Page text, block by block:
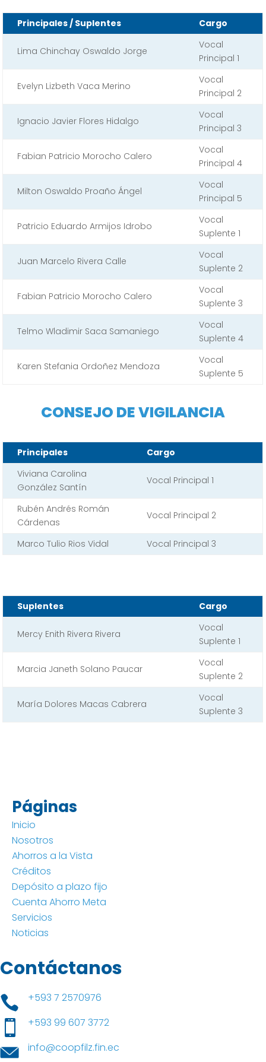
Principales / Suplentes Cargo
Lima Chinchay Oswaldo Jorge
Vocal
Principal 1
Evelyn Lizbeth Vaca Merino
Vocal
Principal 2
Ignacio Javier Flores Hidalgo
Vocal
Principal 3
Fabian Patricio Morocho Calero
Vocal
Principal 4
Milton Oswaldo Proaño Ángel
Vocal
Principal 5
Patricio Eduardo Armijos Idrobo
Vocal
Suplente 1
Juan Marcelo Rivera Calle
Vocal
Suplente 2
Fabian Patricio Morocho Calero
Vocal
Suplente 3
Telmo Wladimir Saca Samaniego
Vocal
Suplente 4
Karen Stefania Ordoñez Mendoza
Vocal
Suplente 5
CONSEJO DE VIGILANCIA
Principales
Cargo
Viviana Carolina
González Santín
Vocal Principal 1
Rubén Andrés Román
Cárdenas
Vocal Principal 2
Marco Tulio Rios Vidal Vocal Principal 3
Suplentes Cargo
Mercy Enith Rivera Rivera
Vocal
Suplente 1
Marcia Janeth Solano Paucar
Vocal
Suplente 2
María Dolores Macas Cabrera
Vocal
Suplente 3
Páginas
Inicio
Nosotros
Ahorros a la Vista
Créditos
Depósito a plazo fijo
Cuenta Ahorro Meta
Servicios
Noticias
Contáctanos
 +593 7 2570976

+593 99 607 3772
info@coopfilz.fin.ec